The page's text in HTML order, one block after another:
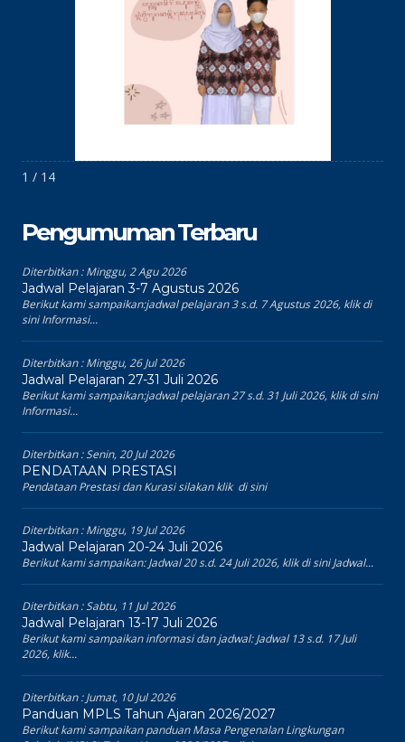
1 / 14
Pengumuman Terbaru
Diterbitkan :Minggu, 2 Agu 2026
Jadwal Pelajaran 3-7 Agustus 2026
Berikut kami sampaikan:jadwal pelajaran 3 s.d. 7 Agustus 2026, klik di
sini Informasi...
Diterbitkan :Minggu, 26 Jul 2026
Jadwal Pelajaran 27-31 Juli 2026
Berikut kami sampaikan:jadwal pelajaran 27 s.d. 31 Juli 2026, klik di sini
Informasi...
Diterbitkan :Senin, 20 Jul 2026
PENDATAAN PRESTASI
Pendataan Prestasi dan Kurasi silakan klik di sini
Diterbitkan :Minggu, 19 Jul 2026
Jadwal Pelajaran 20-24 Juli 2026
Berikut kami sampaikan: Jadwal 20 s.d. 24 Juli 2026, klik di sini Jadwal...
Diterbitkan :Sabtu, 11 Jul 2026
Jadwal Pelajaran 13-17 Juli 2026
Berikut kami sampaikan informasi dan jadwal: Jadwal 13 s.d. 17 Juli
2026, klik...
Diterbitkan :Jumat, 10 Jul 2026
Panduan MPLS Tahun Ajaran 2026/2027
Berikut kami sampaikan panduan Masa Pengenalan Lingkungan